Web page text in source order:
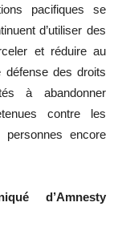
pacifiques se
d’utiliser des
et réduire au
défense des droits
à abandonner
contre les
encore
d’Amnesty